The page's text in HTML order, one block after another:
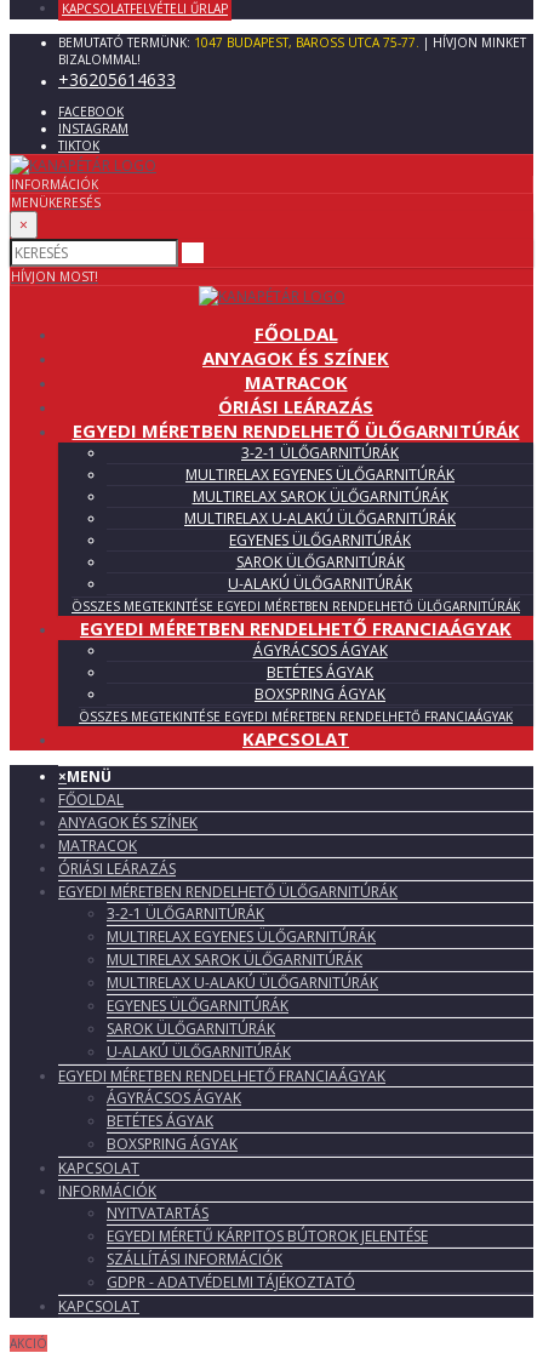
KAPCSOLATFELVÉTELI ŰRLAP
BEMUTATÓ TERMÜNK: 1047 BUDAPEST, BAROSS UTCA 75-77.
| HÍVJON MINKET
BIZALOMMAL!
+36205614633
FACEBOOK
INSTAGRAM
TIKTOK
INFORMÁCIÓK
MENÜKERESÉS
×
HÍVJON MOST!
FŐOLDAL
ANYAGOK ÉS SZÍNEK
MATRACOK
ÓRIÁSI LEÁRAZÁS
EGYEDI MÉRETBEN RENDELHETŐ ÜLŐGARNITÚRÁK
3-2-1 ÜLŐGARNITÚRÁK
MULTIRELAX EGYENES ÜLŐGARNITÚRÁK
MULTIRELAX SAROK ÜLŐGARNITÚRÁK
MULTIRELAX U-ALAKÚ ÜLŐGARNITÚRÁK
EGYENES ÜLŐGARNITÚRÁK
SAROK ÜLŐGARNITÚRÁK
U-ALAKÚ ÜLŐGARNITÚRÁK
ÖSSZES MEGTEKINTÉSE EGYEDI MÉRETBEN RENDELHETŐ ÜLŐGARNITÚRÁK
EGYEDI MÉRETBEN RENDELHETŐ FRANCIAÁGYAK
ÁGYRÁCSOS ÁGYAK
BETÉTES ÁGYAK
BOXSPRING ÁGYAK
ÖSSZES MEGTEKINTÉSE EGYEDI MÉRETBEN RENDELHETŐ FRANCIAÁGYAK
KAPCSOLAT
×MENÜ
FŐOLDAL
ANYAGOK ÉS SZÍNEK
MATRACOK
ÓRIÁSI LEÁRAZÁS
EGYEDI MÉRETBEN RENDELHETŐ ÜLŐGARNITÚRÁK
3-2-1 ÜLŐGARNITÚRÁK
MULTIRELAX EGYENES ÜLŐGARNITÚRÁK
MULTIRELAX SAROK ÜLŐGARNITÚRÁK
MULTIRELAX U-ALAKÚ ÜLŐGARNITÚRÁK
EGYENES ÜLŐGARNITÚRÁK
SAROK ÜLŐGARNITÚRÁK
U-ALAKÚ ÜLŐGARNITÚRÁK
EGYEDI MÉRETBEN RENDELHETŐ FRANCIAÁGYAK
ÁGYRÁCSOS ÁGYAK
BETÉTES ÁGYAK
BOXSPRING ÁGYAK
KAPCSOLAT
INFORMÁCIÓK
NYITVATARTÁS
EGYEDI MÉRETŰ KÁRPITOS BÚTOROK JELENTÉSE
SZÁLLÍTÁSI INFORMÁCIÓK
GDPR - ADATVÉDELMI TÁJÉKOZTATÓ
KAPCSOLAT
AKCIÓ